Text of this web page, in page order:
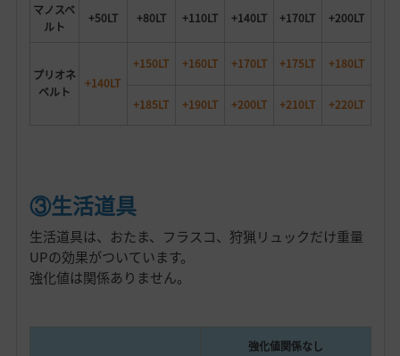
マノスベ
ルト
+50LT +80LT +110LT +140LT +170LT +200LT
プリオネ
ベルト
+140LT
+150LT +160LT +170LT +175LT +180LT
+185LT +190LT +200LT +210LT +220LT
③生活道具
生活道具は、おたま、フラスコ、狩猟リュックだけ重量
UPの効果がついています。
強化値は関係ありません。
強化値関係なし